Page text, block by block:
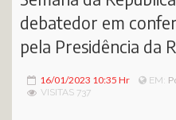
debatedor em
pela Presidência da
16/01/2023 10:35 Hr EM:
VISITAS 737